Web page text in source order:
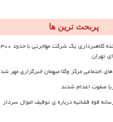
پربحث ترین ها
رسیدگی به پرونده کلاهبرداری یک شرکت مهاجرتی با حدود ۳۰۰
تهران
اجتماعی مرکز وکلا میهمان خبرگزاری مهر شد
صفوت اعدام شدند
قوه قضائیه درباره ی توقیف اموال سردار